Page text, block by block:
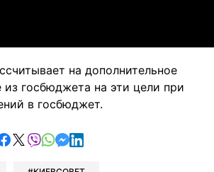
на дополнительное
из госбюджета на эти цели при
в госбюджет.
в Telegram
поделиться в Facebook
поделиться в X
отправить в Viber
отправить в Whatsapp
отправить в Messenger
отправить в LinkedIn